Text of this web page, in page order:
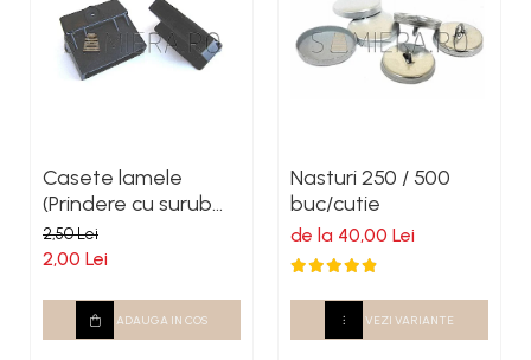
Casete lamele
(Prindere cu surub
autoforant)
2,50 Lei
2,00 Lei
ADAUGA IN COS
Nasturi 250 / 500
buc/cutie
de la 40,00 Lei
VEZI VARIANTE